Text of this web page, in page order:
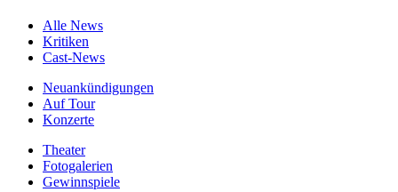
Alle News
Kritiken
Cast-News
Neuankündigungen
Auf Tour
Konzerte
Theater
Fotogalerien
Gewinnspiele